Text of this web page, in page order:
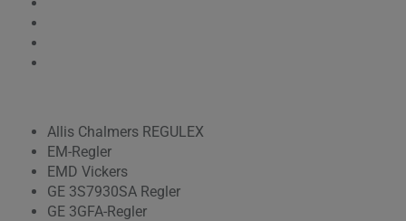
Allis Chalmers REGULEX
EM-Regler
EMD Vickers
GE 3S7930SA Regler
GE 3GFA-Regler